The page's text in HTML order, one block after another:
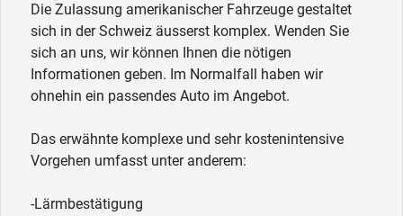
Die Zulassung amerikanischer Fahrzeuge gestaltet
sich in der Schweiz äusserst komplex. Wenden Sie
sich an uns, wir können Ihnen die nötigen
Informationen geben. Im Normalfall haben wir
ohnehin ein passendes Auto im Angebot.
Das erwähnte komplexe und sehr kostenintensive
Vorgehen umfasst unter anderem:
-Lärmbestätigung